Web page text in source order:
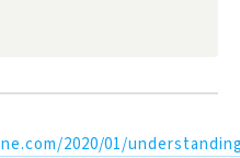
2020/01/